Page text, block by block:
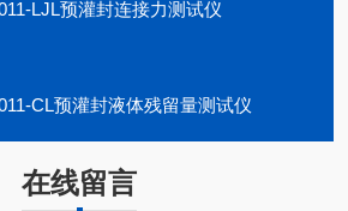
LJL预灌封连接力测试仪
CL预灌封液体残留量测试仪
在线留言